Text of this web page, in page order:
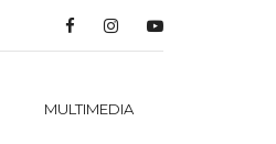
MULTIMEDIA